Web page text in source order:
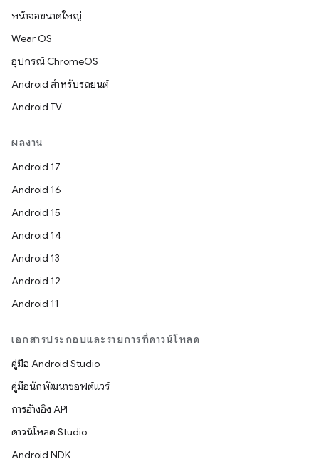
หน้าจอขนาดใหญ่
Wear OS
อุปกรณ์ ChromeOS
Android สำหรับรถยนต์
Android TV
ผลงาน
Android 17
Android 16
Android 15
Android 14
Android 13
Android 12
Android 11
เอกสารประกอบและรายการที่ดาวน์โหลด
คู่มือ Android Studio
คู่มือนักพัฒนาซอฟต์แวร์
การอ้างอิง API
ดาวน์โหลด Studio
Android NDK